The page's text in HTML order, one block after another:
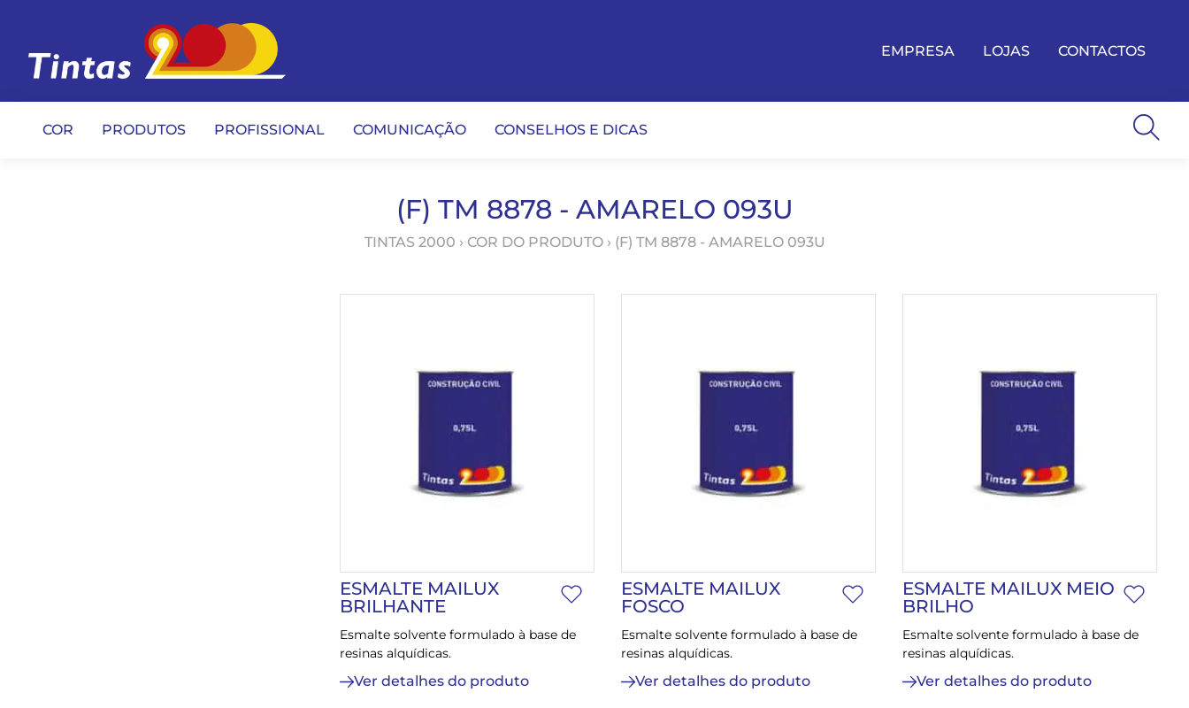
EMPRESA LOJAS CONTACTOS
COR PRODUTOS PROFISSIONAL COMUNICAÇÃO CONSELHOS E DICAS
(F) TM 8878 - AMARELO 093U
TINTAS 2000 › COR DO PRODUTO › (F) TM 8878 - AMARELO 093U
ESMALTE MAILUX
BRILHANTE
Esmalte solvente formulado à base de
resinas alquídicas.
Ver detalhes do produto
ESMALTE MAILUX
FOSCO
Esmalte solvente formulado à base de
resinas alquídicas.
Ver detalhes do produto
ESMALTE MAILUX MEIO
BRILHO
Esmalte solvente formulado à base de
resinas alquídicas.
Ver detalhes do produto